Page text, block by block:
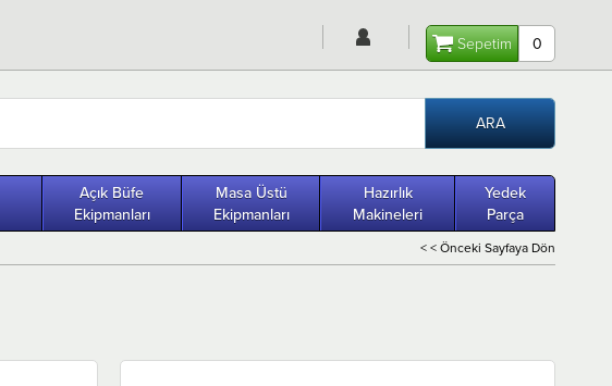
Sepetim 0
Açık Büfe
Ekipmanları
Masa Üstü
Ekipmanları
Hazırlık
Makineleri
Yedek
Parça
< < Önceki Sayfaya Dön